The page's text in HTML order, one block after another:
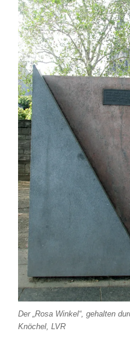
Der „Rosa Winkel“, gehalten
Knöchel, LVR